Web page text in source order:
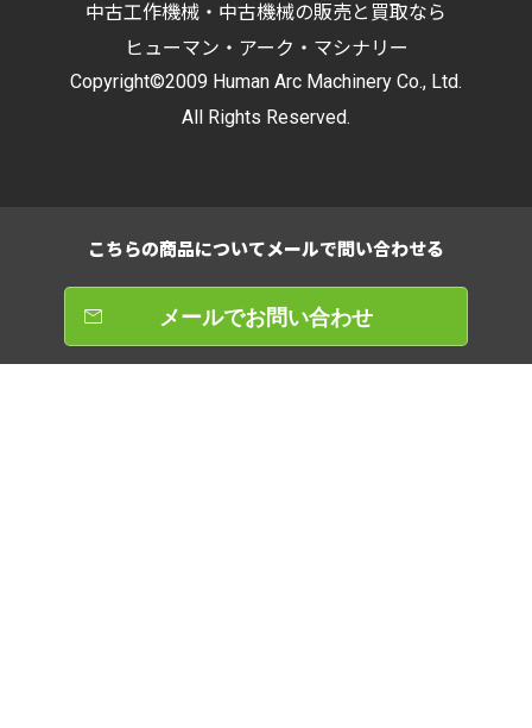
中古工作機械・中古機械の販売と買取なら
ヒューマン・アーク・マシナリー
Copyright©2009 Human Arc Machinery Co., Ltd.
All Rights Reserved.
こちらの商品についてメールで問い合わせる
メールでお問い合わせ